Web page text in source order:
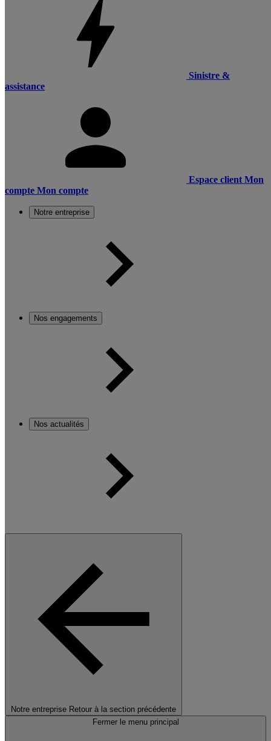
Sinistre &
assistance
Espace client Mon
compte Mon compte
Notre entreprise
Nos engagements
Nos actualités
Notre entreprise Retour à la section précédente
Fermer le menu principal